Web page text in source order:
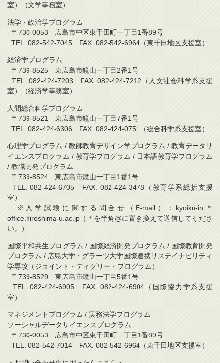
室）（文学事務室）
法学・政治学プログラム
〒730-0053 広島市中区東千田町一丁目1番89号
TEL. 082-542-7045 FAX. 082-542-6964（東千田地区支援室）
経済学プログラム
〒739-8525 東広島市鏡山一丁目2番1号
TEL. 082-424-7203 FAX. 082-424-7212（人文社会科学系支援
室）（経済学事務室）
人間総合科学プログラム
〒739-8521 東広島市鏡山一丁目7番1号
TEL. 082-424-6306 FAX. 082-424-0751（総合科学系支援室）
心理学プログラム / 教師教育デザイン学プログラム / 教育データサ
イエンスプログラム / 教育学プログラム / 日本語教育学プログラム
/ 教職開発プログラム
〒739-8524 東広島市鏡山一丁目1番1号
TEL. 082-424-6705 FAX. 082-424-3478（教育学系総括支援
室）
※入学試験に関する問合せ（E-mail）：kyoiku-in＊
office.hiroshima-u.ac.jp（＊を半角@に置き換えて送信してくださ
い。）
国際平和共生プログラム / 国際経済開発プログラム / 国際教育開発
プログラム / 広島大学・グラーツ大学国際連携サステイナビリティ
学専攻（ジョイント・ディグリー・プログラム）
〒739-8529 東広島市鏡山一丁目5番1号
TEL. 082-424-6905 FAX. 082-424-6904（国際協力学系支援
室）
マネジメントプログラム / 実務法学プログラム
ソーシャルデータサイエンスプログラム
〒730-0053 広島市中区東千田町一丁目1番89号
TEL. 082-542-7014 FAX. 082-542-6964（東千田地区支援室）